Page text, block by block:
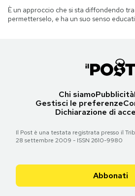
È un approccio che si sta diffondendo
permetterselo, e ha un suo senso
Chi siamoPubblicità
Gestisci le preferenze
Dichiarazione di
Il Post è una testata registrata presso il
28 settembre 2009 - ISSN 2610-9980
Abbonati